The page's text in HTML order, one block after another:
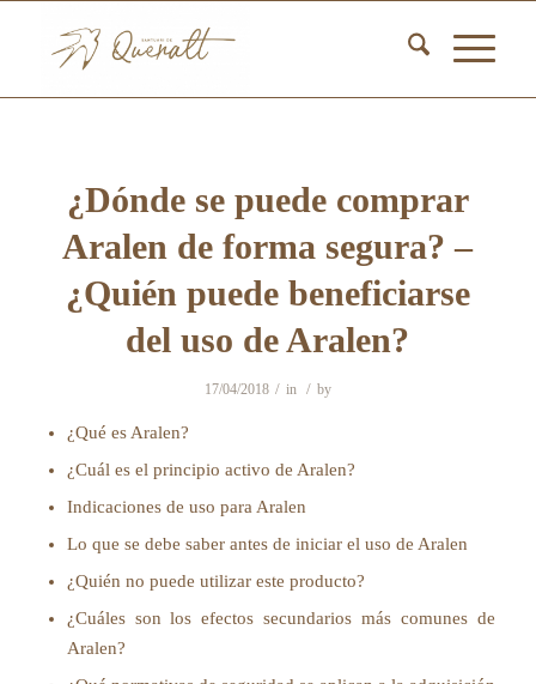
¿Dónde se puede comprar
Aralen de forma segura? –
¿Quién puede beneficiarse
del uso de Aralen?
17/04/2018 / in / by
¿Qué es Aralen?
¿Cuál es el principio activo de Aralen?
Indicaciones de uso para Aralen
Lo que se debe saber antes de iniciar el uso de Aralen
¿Quién no puede utilizar este producto?
¿Cuáles son los efectos secundarios más comunes de
Aralen?